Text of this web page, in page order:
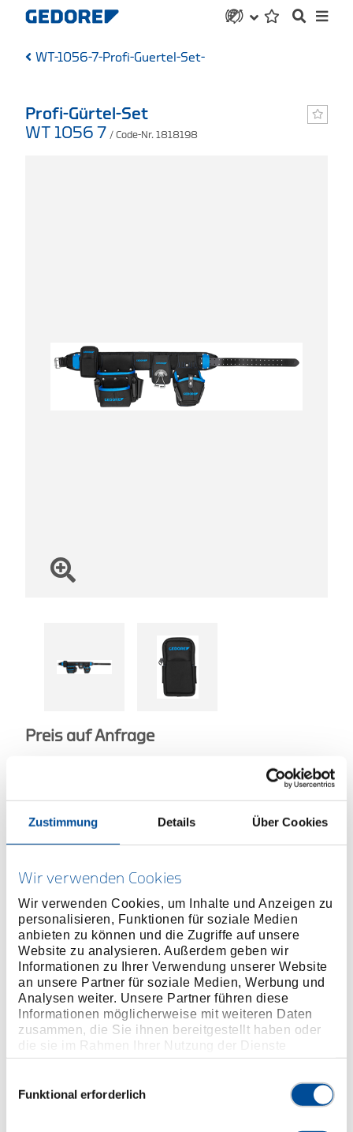
Zustimmung Details Über Cookies
Wir verwenden Cookies
Wir verwenden Cookies, um Inhalte und Anzeigen zu
personalisieren, Funktionen für soziale Medien
anbieten zu können und die Zugriffe auf unsere
Website zu analysieren. Außerdem geben wir
Informationen zu Ihrer Verwendung unserer Website
an unsere Partner für soziale Medien, Werbung und
Analysen weiter. Unsere Partner führen diese
Informationen möglicherweise mit weiteren Daten
zusammen, die Sie ihnen bereitgestellt haben oder
die sie im Rahmen Ihrer Nutzung der Dienste
gesammelt haben. Unsere vollständige
Funktional erforderlich
WT-1056-7-Profi-Guertel-Set-
Profi-Gürtel-Set
WT 1056 7 / Code-Nr. 1818198
Preis auf Anfrage
HÄNDLER FINDEN
Produktbeschreibung
Starke Gürtelpolsterung für höchsten Tragekomfort
bei maximaler Beladung
Für Taillenumfang von 80 - 120 cm
Grundgürtel aus Leder
All inklusive: Maschinenhalfter, Hammerträger, 2